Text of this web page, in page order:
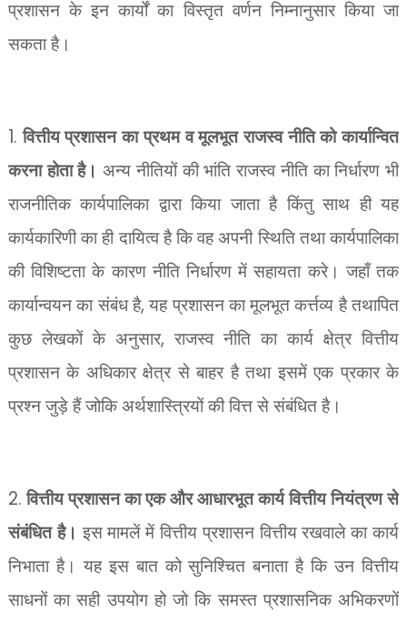
प्रशासन के इन कार्यों का विस्तृत वर्णन निम्नानुसार किया जा
सकता है।
1.वित्तीय प्रशासन का प्रथम व मूलभूत राजस्व नीति को कार्यान्वित
करना होता है।अन्य नीतियों की भांति राजस्व नीति का निर्धारण भी
राजनीतिक कार्यपालिका द्वारा किया जाता है किंतु साथ ही यह
कार्यकारिणी का ही दायित्व है कि वह अपनी स्थिति तथा कार्यपालिका
की विशिष्टता के कारण नीति निर्धारण में सहायता करे। जहाँ तक
कार्यान्वयन का संबंध है,यह प्रशासन का मूलभूत कर्त्तव्य है तथापित
कुछ लेखकों के अनुसार, राजस्व नीति का कार्य क्षेत्र वित्तीय
प्रशासन के अधिकार क्षेत्र से बाहर है तथा इसमें एक प्रकार के
प्रश्न जुड़े हैं जोकि अर्थशास्त्रियों की वित्त से संबंधित है।
2.वित्तीय प्रशासन का एक और आधारभूत कार्य वित्तीय नियंत्रण से
संबंधित है। इस मामलें में वित्तीय प्रशासन वित्तीय रखवाले का कार्य
निभाता है। यह इस बात को सुनिश्चित बनाता है कि उन वित्तीय
साधनों का सही उपयोग हो जो कि समस्त प्रशासनिक अभिकरणों